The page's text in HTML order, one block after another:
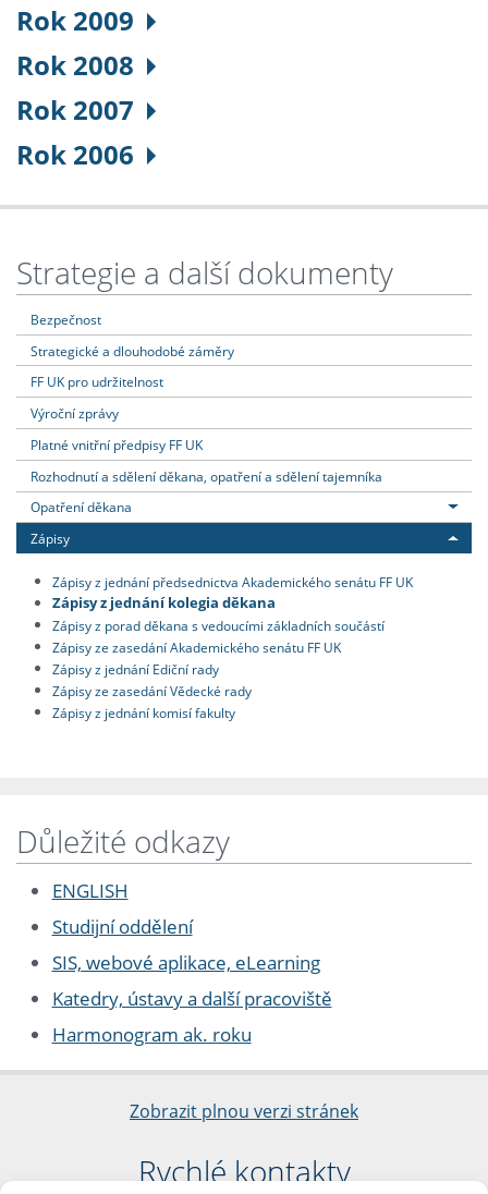
Rok 2009
Rok 2008
Rok 2007
Rok 2006
Strategie a další dokumenty
Bezpečnost
Strategické a dlouhodobé záměry
FF UK pro udržitelnost
Výroční zprávy
Platné vnitřní předpisy FF UK
Rozhodnutí a sdělení děkana, opatření a sdělení tajemníka
Opatření děkana
Zápisy
Zápisy z jednání předsednictva Akademického senátu FF UK
Zápisy z jednání kolegia děkana
Zápisy z porad děkana s vedoucími základních součástí
Zápisy ze zasedání Akademického senátu FF UK
Zápisy z jednání Ediční rady
Zápisy ze zasedání Vědecké rady
Zápisy z jednání komisí fakulty
Důležité odkazy
ENGLISH
Studijní oddělení
SIS, webové aplikace, eLearning
Katedry, ústavy a další pracoviště
Harmonogram ak. roku
Zobrazit plnou verzi stránek
Rychlé kontakty